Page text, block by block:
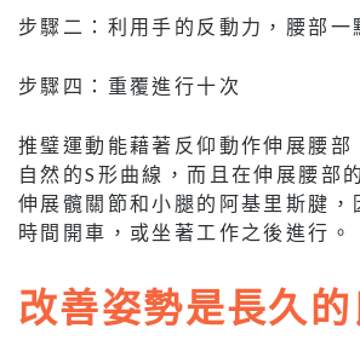
步驟二：利用手的反動力，腰部一
步驟四：重覆進行十次
推璧運動能藉著反仰動作伸展腰部
自然的S形曲線，而且在伸展腰部
伸展髖關節和小腿的阿基里斯腱，
時間開車，或坐著工作之後進行。
改善姿勢是長久